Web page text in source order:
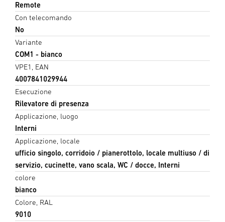
Remote
Con telecomando
No
Variante
COM1 - bianco
VPE1, EAN
4007841029944
Esecuzione
Rilevatore di presenza
Applicazione, luogo
Interni
Applicazione, locale
ufficio singolo, corridoio / pianerottolo, locale multiuso / di
servizio, cucinette, vano scala, WC / docce, Interni
colore
bianco
Colore, RAL
9010